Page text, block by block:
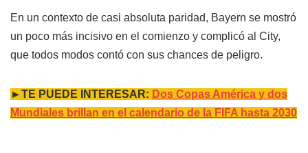
En un contexto de casi absoluta paridad, Bayern se mostró
un poco más incisivo en el comienzo y complicó al City,
que todos modos contó con sus chances de peligro.
►TE PUEDE INTERESAR: Dos Copas América y dos
Mundiales brillan en el calendario de la FIFA hasta 2030